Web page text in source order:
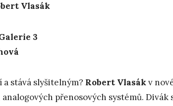
Vlasák
Galerie 3
a stává slyšitelným? Robert Vlasákv
přenosových systémů.